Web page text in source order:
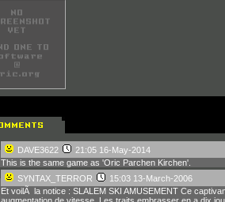
DAVE3622
21:05 16-May-2014
This is the same game as 'Oric Parchen Kirchen'.
SYNTAX_TERROR
15:03 13-March-2006
Et voilÃ la notice : SLALEM SKI AMUSEMENT Ce
augmentation de vitesse. Les traits embrasser en a dix